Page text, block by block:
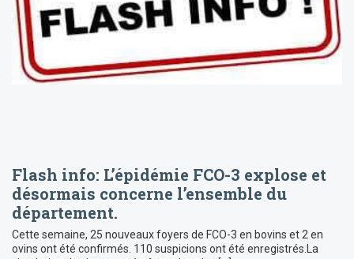
Flash info: L’épidémie FCO-3 explose et
désormais concerne l’ensemble du
département.
Cette semaine, 25 nouveaux foyers de FCO-3 en bovins et 2 en
ovins ont été confirmés. 110 suspicions ont été enregistrés.La